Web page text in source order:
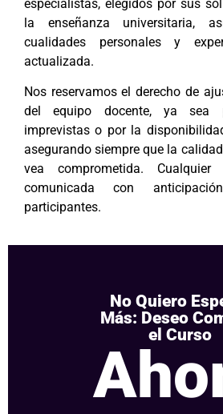
especialistas, elegidos por sus
la enseñanza universitaria,
cualidades personales y
actualizada.
Nos reservamos el derecho de
del equipo docente, ya sea
imprevistas o por la
asegurando siempre que la
vea comprometida. Cualquier
comunicada con
participantes.
No Quiero
Más: Deseo
el Curso